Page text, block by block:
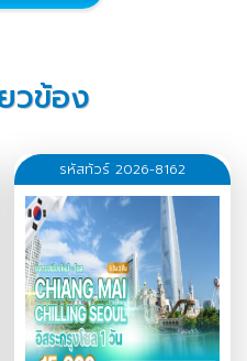
26,900
25,900 จองทัวร์
25,900 จองทัวร์
26,900 จองทัวร์
วข้อง
รหัสทัวร์ 2026-8162